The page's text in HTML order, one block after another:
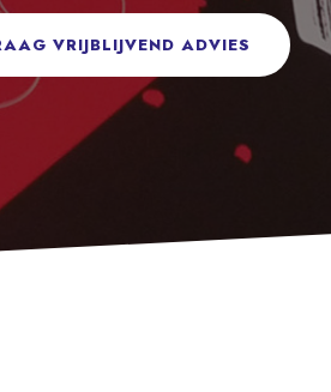
VRIJBLIJVEND ADVIES